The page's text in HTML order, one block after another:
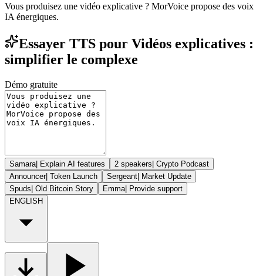
Vous produisez une vidéo explicative ? MorVoice propose des voix
IA énergiques.
Essayer TTS pour Vidéos explicatives :
simplifier le complexe
Démo gratuite
Samara| Explain AI features 2 speakers| Crypto Podcast
Announcer| Token Launch Sergeant| Market Update
Spuds| Old Bitcoin Story Emma| Provide support
ENGLISH